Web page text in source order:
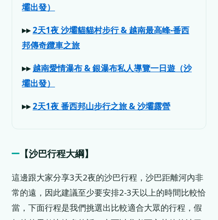
壩出發）
▸▸2天1夜 沙壩貓貓村步行 & 越南最高峰-番西
邦傳奇纜車之旅
▸▸越南愛情瀑布 & 銀瀑布私人導覽一日遊（沙
壩出發）
▸▸2天1夜 番西邦山步行之旅 & 沙壩露營
【沙巴行程大綱】
這邊跟大家分享3天2夜的沙巴行程，沙巴距離河內非
常的遠，因此建議至少要安排2-3天以上的時間比較恰
當，下面行程是我們挑選出比較適合大眾的行程，假